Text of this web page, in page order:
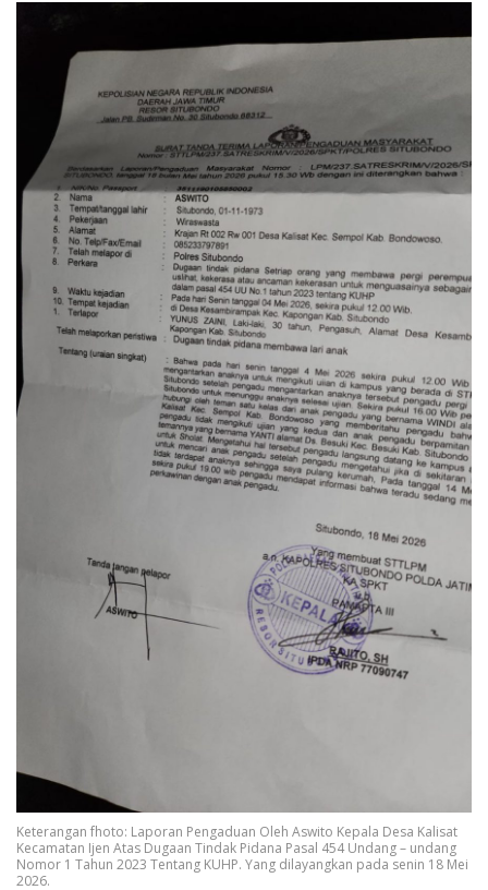
Keterangan fhoto: Laporan Pengaduan Oleh Aswito Kepala Desa Kalisat
Kecamatan Ijen Atas Dugaan Tindak Pidana Pasal 454 Undang – undang
Nomor 1 Tahun 2023 Tentang KUHP. Yang dilayangkan pada senin 18 Mei
2026.